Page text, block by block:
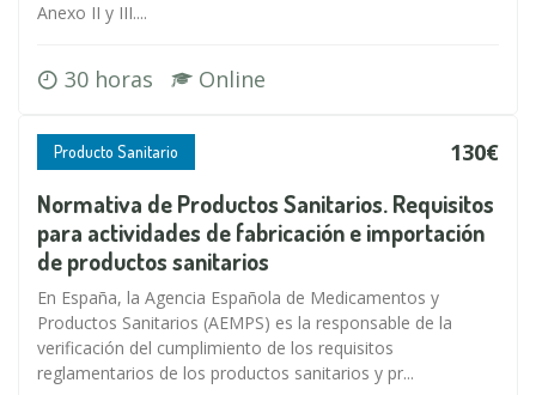
Anexo II y III....
30 horas Online
Producto Sanitario 130€
Normativa de Productos Sanitarios. Requisitos
para actividades de fabricación e importación
de productos sanitarios
En España, la Agencia Española de Medicamentos y
Productos Sanitarios (AEMPS) es la responsable de la
verificación del cumplimiento de los requisitos
reglamentarios de los productos sanitarios y pr...